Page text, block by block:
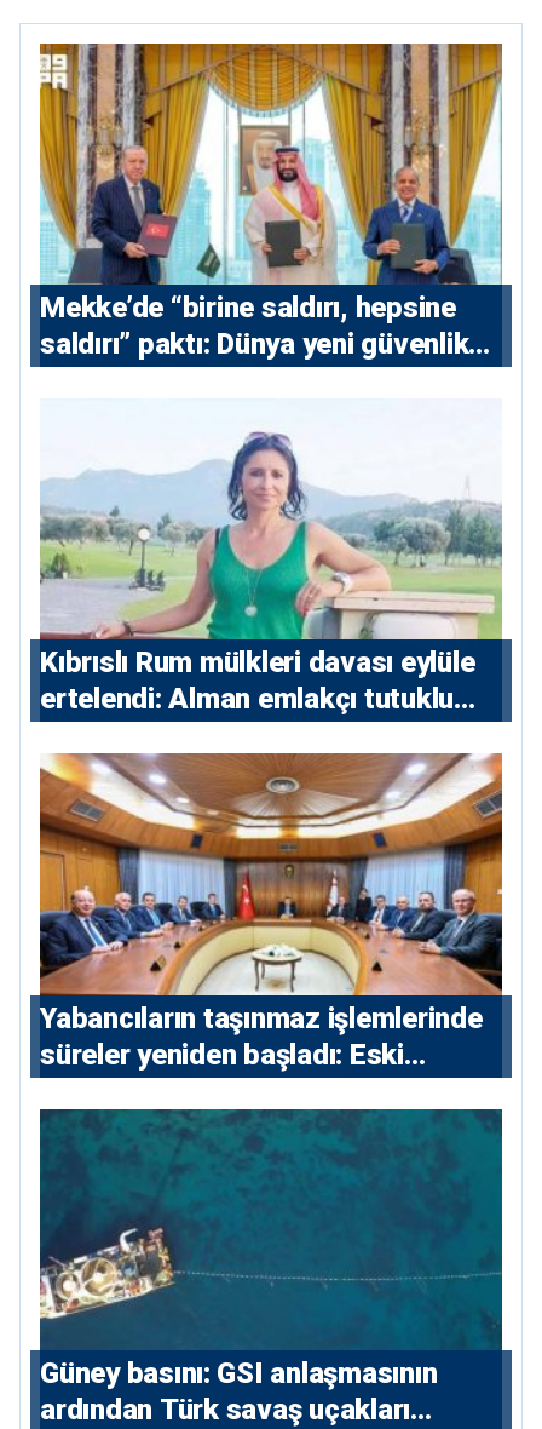
Mekke’de “birine saldırı, hepsine
saldırı” paktı: Dünya yeni güvenlik
Kıbrıslı Rum mülkleri davası eylüle
ertelendi: Alman emlakçı tutuklu
Yabancıların taşınmaz işlemlerinde
süreler yeniden başladı: Eski
konutlara 36 ay
Güney basını: ⁠GSI anlaşmasının
ardından Türk savaş uçakları